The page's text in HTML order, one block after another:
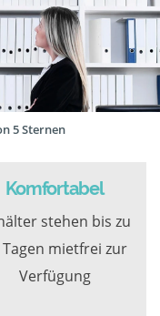
5 Sternen
Komfortabel
stehen bis zu
Tagen mietfrei zur
Verfügung